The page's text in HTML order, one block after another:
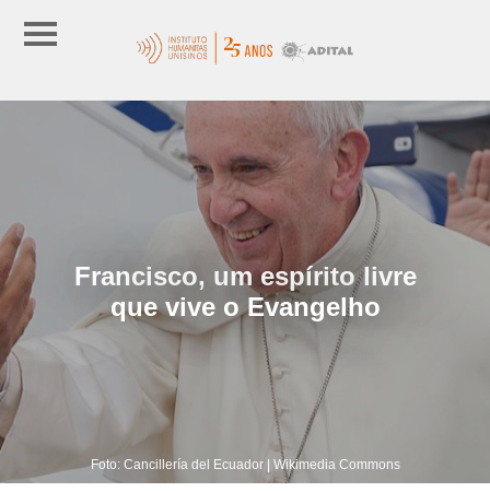
Francisco, um espírito livre
que vive o Evangelho
Foto: Cancillería del Ecuador | Wikimedia Commons